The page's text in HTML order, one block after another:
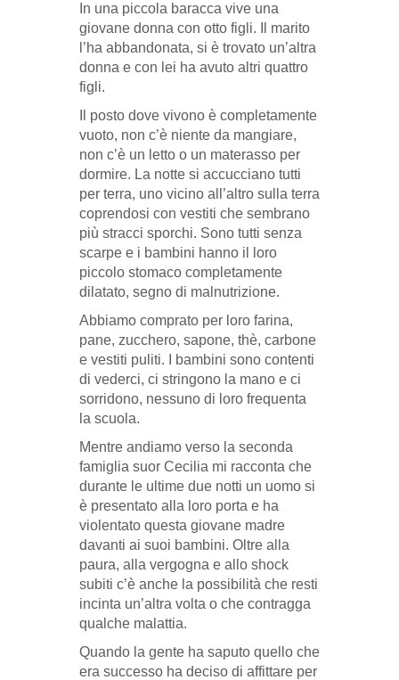
In una piccola baracca vive una
giovane donna con otto figli. Il marito
l’ha abbandonata, si è trovato un’altra
donna e con lei ha avuto altri quattro
figli.
Il posto dove vivono è completamente
vuoto, non c’è niente da mangiare,
non c’è un letto o un materasso per
dormire. La notte si accucciano tutti
per terra, uno vicino all’altro sulla terra
coprendosi con vestiti che sembrano
più stracci sporchi. Sono tutti senza
scarpe e i bambini hanno il loro
piccolo stomaco completamente
dilatato, segno di malnutrizione.
Abbiamo comprato per loro farina,
pane, zucchero, sapone, thè, carbone
e vestiti puliti. I bambini sono contenti
di vederci, ci stringono la mano e ci
sorridono, nessuno di loro frequenta
la scuola.
Mentre andiamo verso la seconda
famiglia suor Cecilia mi racconta che
durante le ultime due notti un uomo si
è presentato alla loro porta e ha
violentato questa giovane madre
davanti ai suoi bambini. Oltre alla
paura, alla vergogna e allo shock
subiti c’è anche la possibilità che resti
incinta un’altra volta o che contragga
qualche malattia.
Quando la gente ha saputo quello che
era successo ha deciso di affittare per